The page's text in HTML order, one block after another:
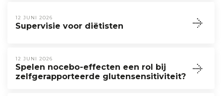
12 JUNI 2026
Supervisie voor diëtisten
12 JUNI 2026
Spelen nocebo-effecten een rol bij
zelfgerapporteerde glutensensitiviteit?